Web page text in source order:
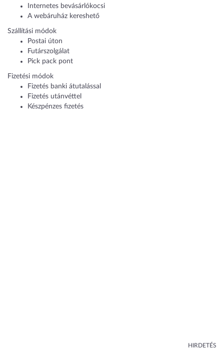
Internetes bevásárlókocsi
A webáruház kereshető
Szállítási módok
Postai úton
Futárszolgálat
Pick pack pont
Fizetési módok
Fizetés banki átutalással
Fizetés utánvéttel
Készpénzes fizetés
HIRDETÉS